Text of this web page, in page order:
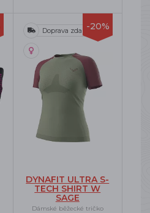
-20%
Doprava zdarma
DYNAFIT ULTRA S-
TECH SHIRT W
SAGE
Dámské běžecké tričko